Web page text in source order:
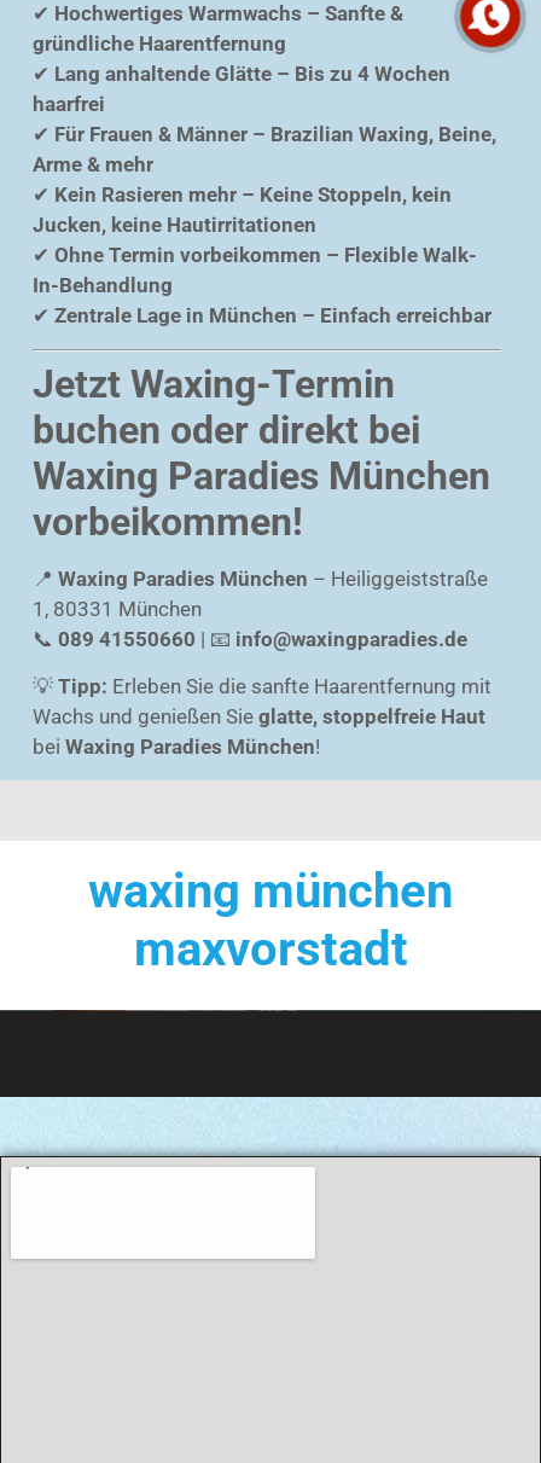
✔ Hochwertiges Warmwachs – Sanfte &
gründliche Haarentfernung
✔ Lang anhaltende Glätte – Bis zu 4 Wochen
haarfrei
✔ Für Frauen & Männer – Brazilian Waxing, Beine,
Arme & mehr
✔ Kein Rasieren mehr – Keine Stoppeln, kein
Jucken, keine Hautirritationen
✔ Ohne Termin vorbeikommen – Flexible Walk-
In-Behandlung
✔ Zentrale Lage in München – Einfach erreichbar
Jetzt Waxing-Termin
buchen oder direkt bei
Waxing Paradies München
vorbeikommen!
📍 Waxing Paradies München – Heiliggeiststraße
1, 80331 München
📞 089 41550660 | 📧 info@waxingparadies.de
💡 Tipp: Erleben Sie die sanfte Haarentfernung mit
Wachs und genießen Sie glatte, stoppelfreie Haut
bei Waxing Paradies München!
waxing münchen
maxvorstadt